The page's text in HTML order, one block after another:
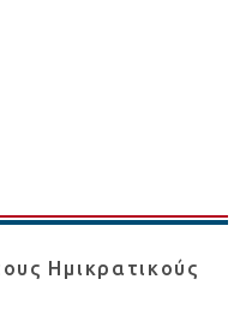
Ημικρατικούς